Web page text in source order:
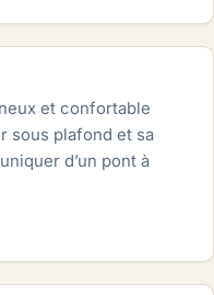
et confortable
sous plafond et sa
d’un pont à